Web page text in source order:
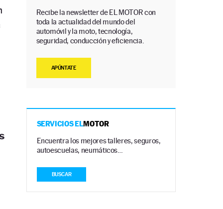
Recibe la newsletter de EL MOTOR con
toda la actualidad del mundo del
automóvil y la moto, tecnología,
seguridad, conducción y eficiencia.
APÚNTATE
SERVICIOS ELMOTOR
Encuentra los mejores talleres, seguros,
autoescuelas, neumáticos…
BUSCAR